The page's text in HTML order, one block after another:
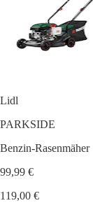
Lidl
PARKSIDE
Benzin-Rasenmäher
99,99 €
119,00 €